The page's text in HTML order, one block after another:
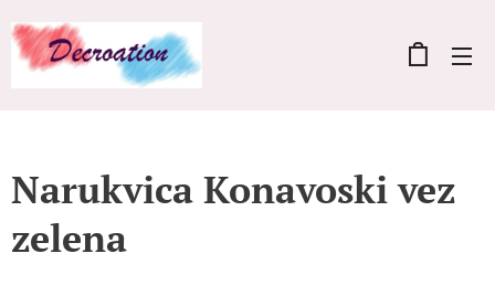
Narukvica Konavoski vez
zelena